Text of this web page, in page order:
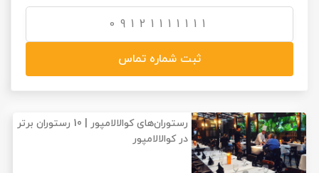
ثبت شماره تماس
رستوران‌های کوالالامپور | 10 رستوران برتر
در کوالالامپور